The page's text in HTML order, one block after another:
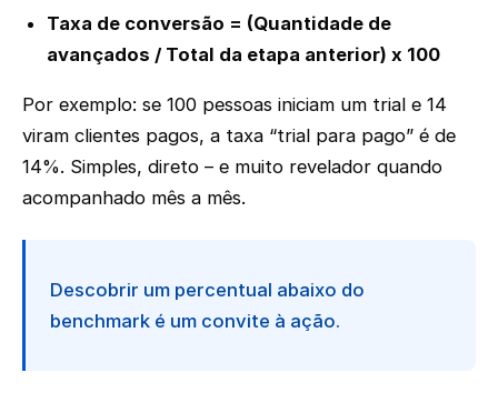
Taxa de conversão = (Quantidade de
avançados / Total da etapa anterior) x 100
Por exemplo: se 100 pessoas iniciam um trial e 14
viram clientes pagos, a taxa “trial para pago” é de
14%. Simples, direto – e muito revelador quando
acompanhado mês a mês.
Descobrir um percentual abaixo do
benchmark é um convite à ação.